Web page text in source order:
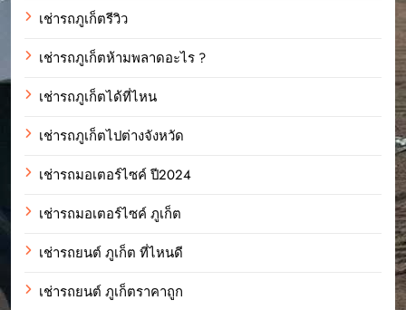
เช่ารถภูเก็ตรีวิว
เช่ารถภูเก็ตห้ามพลาดอะไร ?
เช่ารถภูเก็ตได้ที่ไหน
เช่ารถภูเก็ตไปต่างจังหวัด
เช่ารถมอเตอร์ไซค์ ปี2024
เช่ารถมอเตอร์ไซค์ ภูเก็ต
เช่ารถยนต์ ภูเก็ต ที่ไหนดี
เช่ารถยนต์ ภูเก็ตราคาถูก